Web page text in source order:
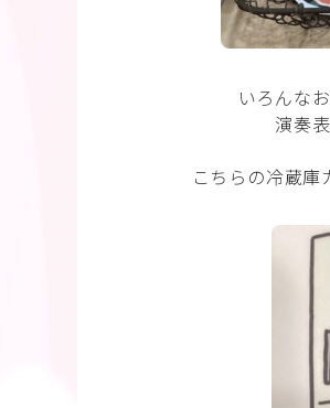
いろんな
演奏
こちらの冷蔵